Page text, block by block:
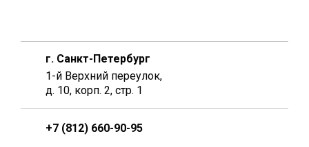
г. Санкт-Петербург
1-й Верхний переулок,
д. 10, корп. 2, стр. 1
+7 (812) 660-90-95